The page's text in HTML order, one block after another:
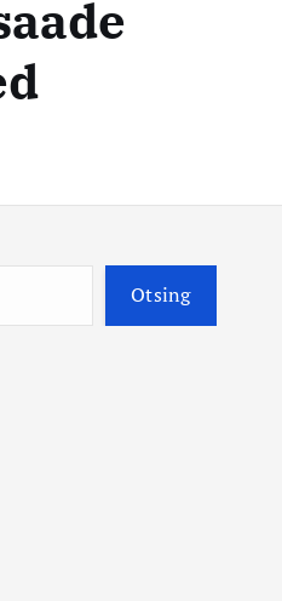
Otsing